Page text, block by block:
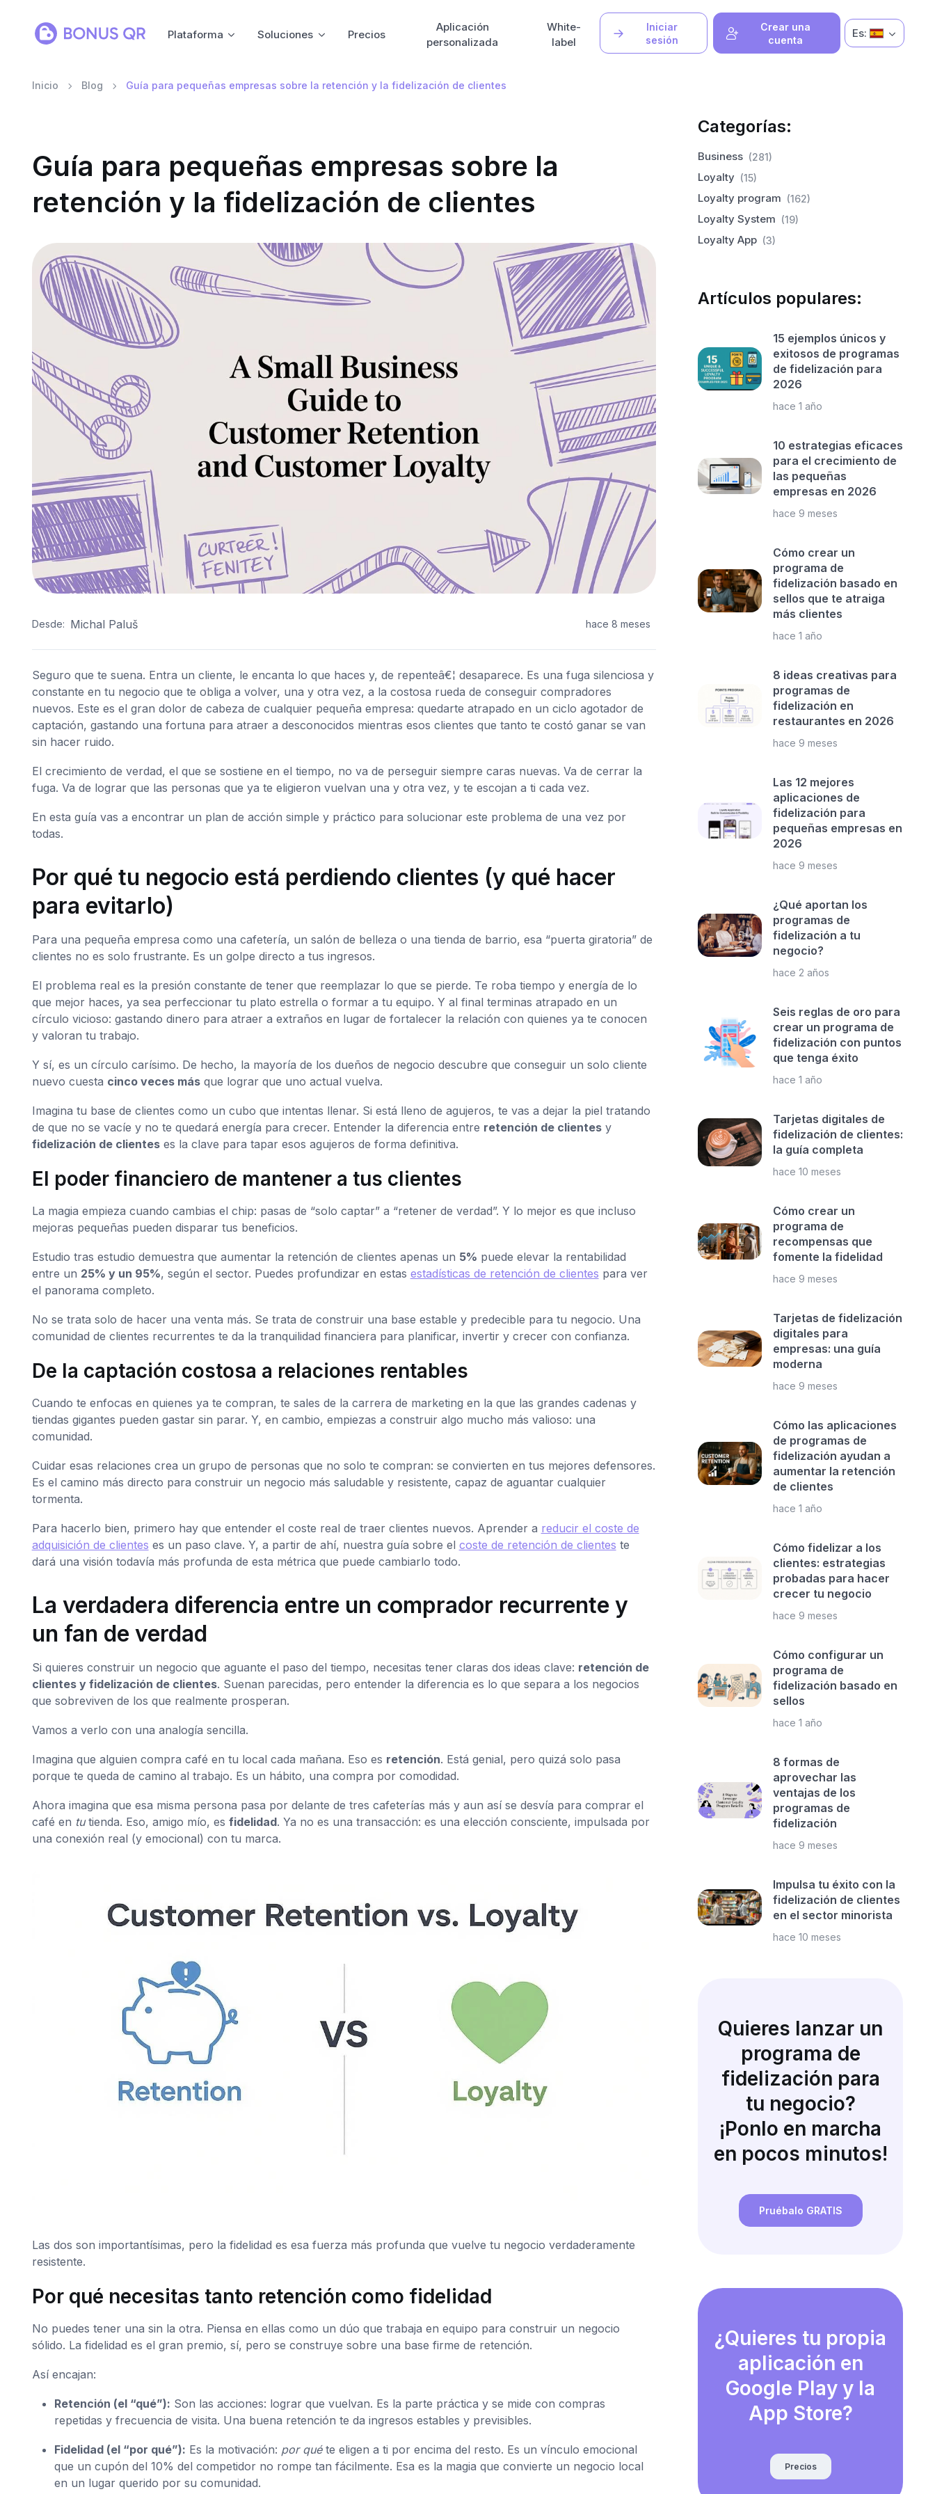
Iniciar
sesión
Crear una
cuenta
Plataforma Soluciones Precios
Aplicación
personalizada
White-
label
Es:
Inicio Blog Guía para pequeñas empresas sobre la retención y la fidelización de clientes
Guía para pequeñas empresas sobre la
retención y la fidelización de clientes
Desde: Michal Paluš hace 8 meses
Seguro que te suena. Entra un cliente, le encanta lo que haces y, de repenteâ€¦ desaparece. Es una fuga silenciosa y
constante en tu negocio que te obliga a volver, una y otra vez, a la costosa rueda de conseguir compradores
nuevos. Este es el gran dolor de cabeza de cualquier pequeña empresa: quedarte atrapado en un ciclo agotador de
captación, gastando una fortuna para atraer a desconocidos mientras esos clientes que tanto te costó ganar se van
sin hacer ruido.
El crecimiento de verdad, el que se sostiene en el tiempo, no va de perseguir siempre caras nuevas. Va de cerrar la
fuga. Va de lograr que las personas que ya te eligieron vuelvan una y otra vez, y te escojan a ti cada vez.
En esta guía vas a encontrar un plan de acción simple y práctico para solucionar este problema de una vez por
todas.
Por qué tu negocio está perdiendo clientes (y qué hacer
para evitarlo)
Para una pequeña empresa como una cafetería, un salón de belleza o una tienda de barrio, esa “puerta giratoria” de
clientes no es solo frustrante. Es un golpe directo a tus ingresos.
El problema real es la presión constante de tener que reemplazar lo que se pierde. Te roba tiempo y energía de lo
que mejor haces, ya sea perfeccionar tu plato estrella o formar a tu equipo. Y al final terminas atrapado en un
círculo vicioso: gastando dinero para atraer a extraños en lugar de fortalecer la relación con quienes ya te conocen
y valoran tu trabajo.
Y sí, es un círculo carísimo. De hecho, la mayoría de los dueños de negocio descubre que conseguir un solo cliente
nuevo cuesta cinco veces másque lograr que uno actual vuelva.
Imagina tu base de clientes como un cubo que intentas llenar. Si está lleno de agujeros, te vas a dejar la piel tratando
de que no se vacíe y no te quedará energía para crecer. Entender la diferencia entre retención de clientesy
fidelización de clienteses la clave para tapar esos agujeros de forma definitiva.
El poder financiero de mantener a tus clientes
La magia empieza cuando cambias el chip: pasas de “solo captar” a “retener de verdad”. Y lo mejor es que incluso
mejoras pequeñas pueden disparar tus beneficios.
Estudio tras estudio demuestra que aumentar la retención de clientes apenas un 5% puede elevar la rentabilidad
entre un 25% y un 95%, según el sector. Puedes profundizar en estas estadísticas de retención de clientes para ver
el panorama completo.
No se trata solo de hacer una venta más. Se trata de construir una base estable y predecible para tu negocio. Una
comunidad de clientes recurrentes te da la tranquilidad financiera para planificar, invertir y crecer con confianza.
De la captación costosa a relaciones rentables
Cuando te enfocas en quienes ya te compran, te sales de la carrera de marketing en la que las grandes cadenas y
tiendas gigantes pueden gastar sin parar. Y, en cambio, empiezas a construir algo mucho más valioso: una
comunidad.
Cuidar esas relaciones crea un grupo de personas que no solo te compran: se convierten en tus mejores defensores.
Es el camino más directo para construir un negocio más saludable y resistente, capaz de aguantar cualquier
tormenta.
Para hacerlo bien, primero hay que entender el coste real de traer clientes nuevos. Aprender a reducir el coste de
adquisición de clientes es un paso clave. Y, a partir de ahí, nuestra guía sobre el coste de retención de clientes te
dará una visión todavía más profunda de esta métrica que puede cambiarlo todo.
La verdadera diferencia entre un comprador recurrente y
un fan de verdad
Si quieres construir un negocio que aguante el paso del tiempo, necesitas tener claras dos ideas clave: retención de
clientes y fidelización de clientes. Suenan parecidas, pero entender la diferencia es lo que separa a los negocios
que sobreviven de los que realmente prosperan.
Vamos a verlo con una analogía sencilla.
Imagina que alguien compra café en tu local cada mañana. Eso es retención. Está genial, pero quizá solo pasa
porque te queda de camino al trabajo. Es un hábito, una compra por comodidad.
Ahora imagina que esa misma persona pasa por delante de tres cafeterías más y aun así se desvía para comprar el
café en tutienda. Eso, amigo mío, es fidelidad. Ya no es una transacción: es una elección consciente, impulsada por
una conexión real (y emocional) con tu marca.
Las dos son importantísimas, pero la fidelidad es esa fuerza más profunda que vuelve tu negocio verdaderamente
resistente.
Por qué necesitas tanto retención como fidelidad
No puedes tener una sin la otra. Piensa en ellas como un dúo que trabaja en equipo para construir un negocio
sólido. La fidelidad es el gran premio, sí, pero se construye sobre una base firme de retención.
Así encajan:
Retención (el “qué”): Son las acciones: lograr que vuelvan. Es la parte práctica y se mide con compras
repetidas y frecuencia de visita. Una buena retención te da ingresos estables y previsibles.
Fidelidad (el “por qué”): Es la motivación: por quéte eligen a ti por encima del resto. Es un vínculo emocional
que un cupón del 10% del competidor no rompe tan fácilmente. Esa es la magia que convierte un negocio local
en un lugar querido por su comunidad.
Categorías:
Business (281)
Loyalty (15)
Loyalty program (162)
Loyalty System (19)
Loyalty App (3)
Artículos populares:
15 ejemplos únicos y
exitosos de programas
de fidelización para
2026
hace 1 año
10 estrategias eficaces
para el crecimiento de
las pequeñas
empresas en 2026
hace 9 meses
Cómo crear un
programa de
fidelización basado en
sellos que te atraiga
más clientes
hace 1 año
8 ideas creativas para
programas de
fidelización en
restaurantes en 2026
hace 9 meses
Las 12 mejores
aplicaciones de
fidelización para
pequeñas empresas en
2026
hace 9 meses
¿Qué aportan los
programas de
fidelización a tu
negocio?
hace 2 años
Seis reglas de oro para
crear un programa de
fidelización con puntos
que tenga éxito
hace 1 año
Tarjetas digitales de
fidelización de clientes:
la guía completa
hace 10 meses
Cómo crear un
programa de
recompensas que
fomente la fidelidad
hace 9 meses
Tarjetas de fidelización
digitales para
empresas: una guía
moderna
hace 9 meses
Cómo las aplicaciones
de programas de
fidelización ayudan a
aumentar la retención
de clientes
hace 1 año
Cómo fidelizar a los
clientes: estrategias
probadas para hacer
crecer tu negocio
hace 9 meses
Cómo configurar un
programa de
fidelización basado en
sellos
hace 1 año
8 formas de
aprovechar las
ventajas de los
programas de
fidelización
hace 9 meses
Impulsa tu éxito con la
fidelización de clientes
en el sector minorista
hace 10 meses
Quieres lanzar un
programa de
fidelización para
tu negocio?
¡Ponlo en marcha
en pocos minutos!
Pruébalo GRATIS
¿Quieres tu propia
aplicación en
Google Play y la
App Store?
Precios